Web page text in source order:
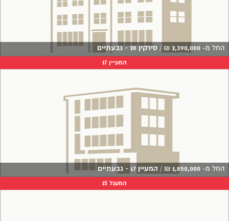
החל מ- 2,390,000
₪
/ סירקין 28 - גבעתיים
המעיין 17
החל מ- 1,850,000
₪
/ המעיין 17 - גבעתיים
המעגל 15